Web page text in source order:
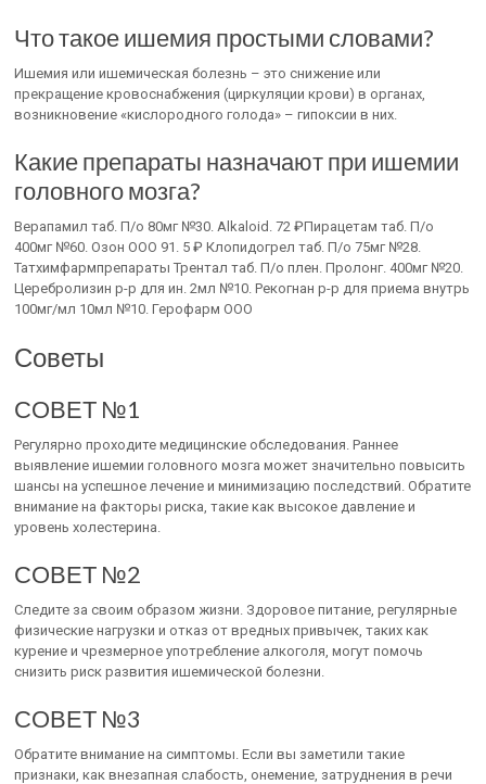
Что такое ишемия простыми словами?
Ишемия или ишемическая болезнь – это снижение или
прекращение кровоснабжения (циркуляции крови) в органах,
возникновение «кислородного голода» – гипоксии в них.
Какие препараты назначают при ишемии
головного мозга?
Верапамил таб. П/о 80мг №30. Alkaloid. 72 ₽Пирацетам таб. П/о
400мг №60. Озон ООО 91. 5 ₽ Клопидогрел таб. П/о 75мг №28.
Татхимфармпрепараты Трентал таб. П/о плен. Пролонг. 400мг №20.
Церебролизин р-р для ин. 2мл №10. Рекогнан р-р для приема внутрь
100мг/мл 10мл №10. Герофарм ООО
Советы
СОВЕТ №1
Регулярно проходите медицинские обследования. Раннее
выявление ишемии головного мозга может значительно повысить
шансы на успешное лечение и минимизацию последствий. Обратите
внимание на факторы риска, такие как высокое давление и
уровень холестерина.
СОВЕТ №2
Следите за своим образом жизни. Здоровое питание, регулярные
физические нагрузки и отказ от вредных привычек, таких как
курение и чрезмерное употребление алкоголя, могут помочь
снизить риск развития ишемической болезни.
СОВЕТ №3
Обратите внимание на симптомы. Если вы заметили такие
признаки, как внезапная слабость, онемение, затруднения в речи